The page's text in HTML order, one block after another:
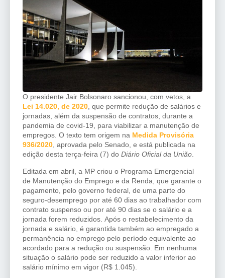
O presidente Jair Bolsonaro sancionou, com vetos, a
Lei 14.020, de 2020, que permite redução de salários e
jornadas, além da suspensão de contratos, durante a
pandemia de covid-19, para viabilizar a manutenção de
empregos. O texto tem origem na Medida Provisória
936/2020, aprovada pelo Senado, e está publicada na
edição desta terça-feira (7) do Diário Oficial da União.
Editada em abril, a MP criou o Programa Emergencial
de Manutenção do Emprego e da Renda, que garante o
pagamento, pelo governo federal, de uma parte do
seguro-desemprego por até 60 dias ao trabalhador com
contrato suspenso ou por até 90 dias se o salário e a
jornada forem reduzidos. Após o restabelecimento da
jornada e salário, é garantida também ao empregado a
permanência no emprego pelo período equivalente ao
acordado para a redução ou suspensão. Em nenhuma
situação o salário pode ser reduzido a valor inferior ao
salário mínimo em vigor (R$ 1.045).